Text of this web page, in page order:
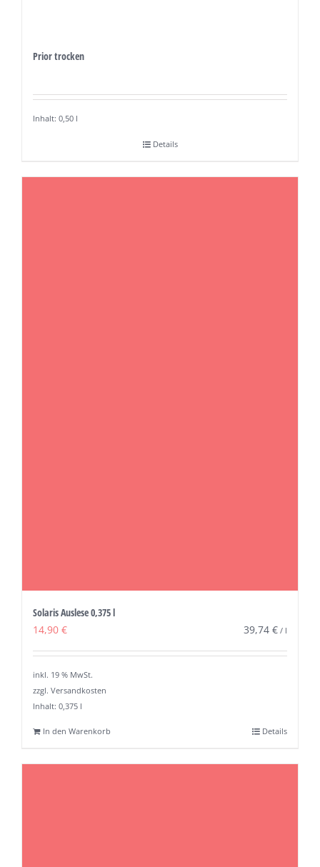
Prior trocken
Inhalt: 0,50 l
Details
Solaris Auslese 0,375 l
14,90 € 39,74 € / l
inkl. 19 % MwSt.
zzgl. Versandkosten
Inhalt: 0,375 l
In den Warenkorb Details